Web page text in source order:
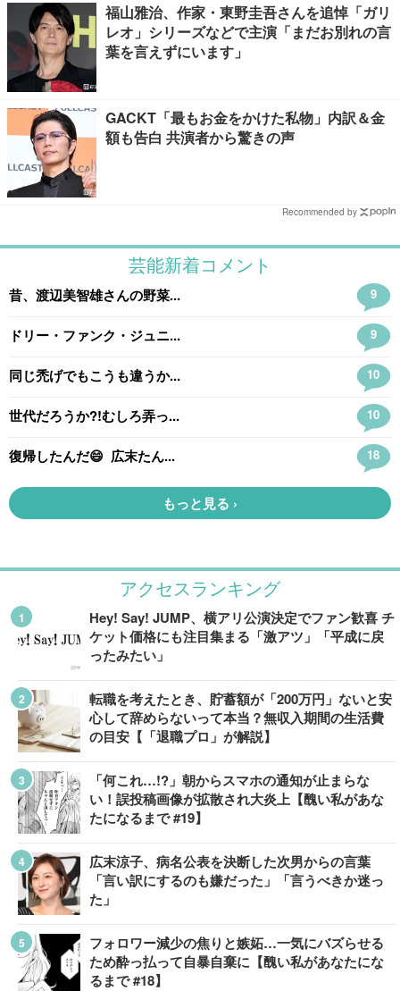
福山雅治、作家・東野圭吾さんを追悼「ガリ
レオ」シリーズなどで主演「まだお別れの言
葉を言えずにいます」
GACKT「最もお金をかけた私物」内訳＆金
額も告白 共演者から驚きの声
Recommended by
アクセスランキング
Hey! Say! JUMP、横アリ公演決定でファン歓喜 チ
ケット価格にも注目集まる「激アツ」「平成に戻
ったみたい」
転職を考えたとき、貯蓄額が「200万円」ないと安
心して辞めらないって本当？無収入期間の生活費
の目安【「退職プロ」が解説】
「何これ…!?」朝からスマホの通知が止まらな
い！誤投稿画像が拡散され大炎上【醜い私があな
たになるまで #19】
広末涼子、病名公表を決断した次男からの言葉
「言い訳にするのも嫌だった」「言うべきか迷っ
た」
フォロワー減少の焦りと嫉妬…一気にバズらせる
ため酔っ払って自暴自棄に【醜い私があなたにな
るまで #18】